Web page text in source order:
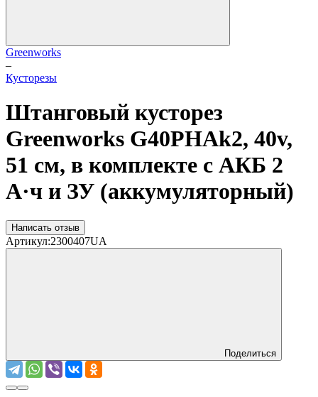
Greenworks
–
Кусторезы
Штанговый кусторез
Greenworks G40PHAk2, 40v,
51 см, в комплекте с АКБ 2
А·ч и ЗУ (аккумуляторный)
Написать отзыв
Артикул:2300407UA
Поделиться